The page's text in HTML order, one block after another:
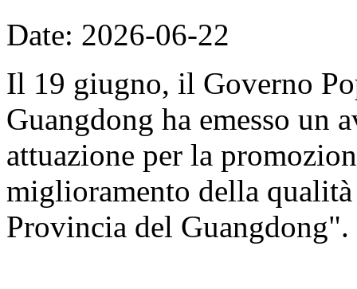
Date: 2026-06-22
Il 19 giugno, il Governo
Guangdong ha emesso un
attuazione per la
miglioramento della
Provincia del Guangdong".